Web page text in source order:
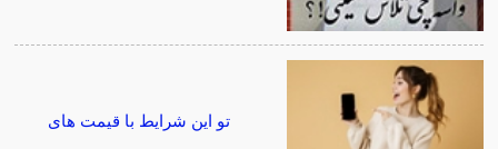
تو این شرایط با قیمت های